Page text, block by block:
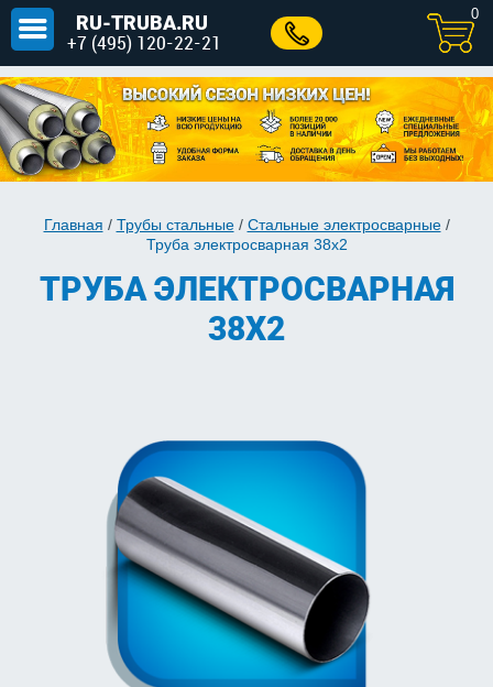
RU-TRUBA.RU
+7 (495) 120-22-21
0
Главная / Трубы стальные/ Стальные электросварные/
Труба электросварная 38х2
ТРУБА ЭЛЕКТРОСВАРНАЯ
38Х2